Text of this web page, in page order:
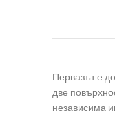
Первазът е
две
независима